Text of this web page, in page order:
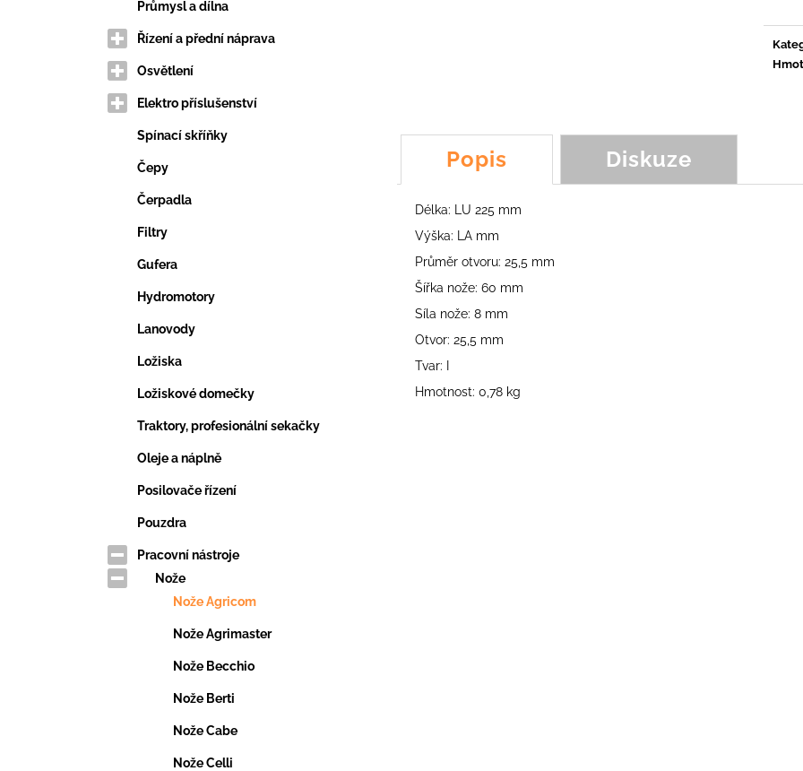
Průmysl a dílna
Řízení a přední náprava
Osvětlení
Elektro příslušenství
Spínací skříňky
Čepy
Čerpadla
Filtry
Gufera
Hydromotory
Lanovody
Ložiska
Ložiskové domečky
Traktory, profesionální sekačky
Oleje a náplně
Posilovače řízení
Pouzdra
Pracovní nástroje
Nože
Nože Agricom
Nože Agrimaster
Nože Becchio
Nože Berti
Nože Cabe
Nože Celli
Popis Diskuze
Délka: LU 225 mm
Výška: LA mm
Průměr otvoru: 25,5 mm
Šířka nože: 60 mm
Síla nože: 8 mm
Otvor: 25,5 mm
Tvar: I
Hmotnost: 0,78 kg
VERTIKUTAČNÍ NŮŽ
203,69 Kč